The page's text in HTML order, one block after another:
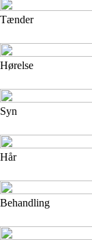
Tænder
Hørelse
Syn
Hår
Behandling